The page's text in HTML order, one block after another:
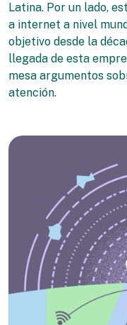
Latina. Por un lado,
a internet a nivel
objetivo desde la
llegada de esta
mesa argumentos
atención.